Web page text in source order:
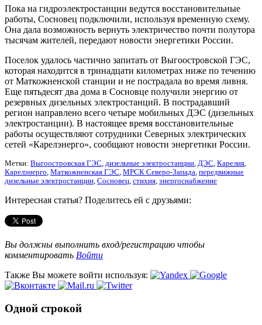
Пока на гидроэлектростанции ведутся восстановительные
работы, Сосновец подключили, используя временную схему.
Она дала возможность вернуть электричество почти полутора
тысячам жителей, передают новости энергетики России.
Поселок удалось частично запитать от Выгоостровской ГЭС,
которая находится в тринадцати километрах ниже по течению
от Маткожненской станции и не пострадала во время ливня.
Еще пятьдесят два дома в Сосновце получили энергию от
резервных дизельных электростанций. В пострадавший
регион направлено всего четыре мобильных ДЭС (дизельных
электростанции). В настоящее время восстановительные
работы осуществляют сотрудники Северных электрических
сетей «Карелэнерго», сообщают новости энергетики России.
Метки: Выгоостровская ГЭС, дизельные электростанции, ДЭС, Карелия,
Карелэнерго, Маткожненская ГЭС, МРСК Северо-Запада, передвижные
дизельные электростанции, Сосновец, стихия, энергоснабжение
Интересная статья? Поделитесь ей с друзьями:
Вы должны выполнить вход/регистрацию чтобы
комментировать Войти
Также Вы можете войти используя:
Одной строкой